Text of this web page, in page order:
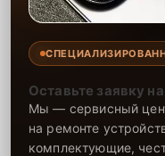
Оставьте заявку
Мы — сервисный
на ремонте
комплектующие,